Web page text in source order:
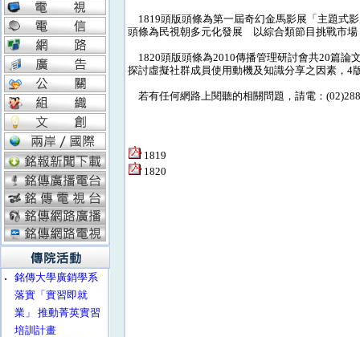
‧
銘傳大學廣銷學系
落實「實習即就
業」 推動菁英實習
培訓計畫
1819頭版頭條為第一屆奇幻金馬影展「主題式
頭條為民視朝多元化發展 以綜合類節目挑戰市
1820頭版頭條為2010傳播管理研討會共20篇論
探討虛擬社群成員使用動機及知識分享之因素，
若有任何網路上閱聽的相關問題，請電：
1819
1820